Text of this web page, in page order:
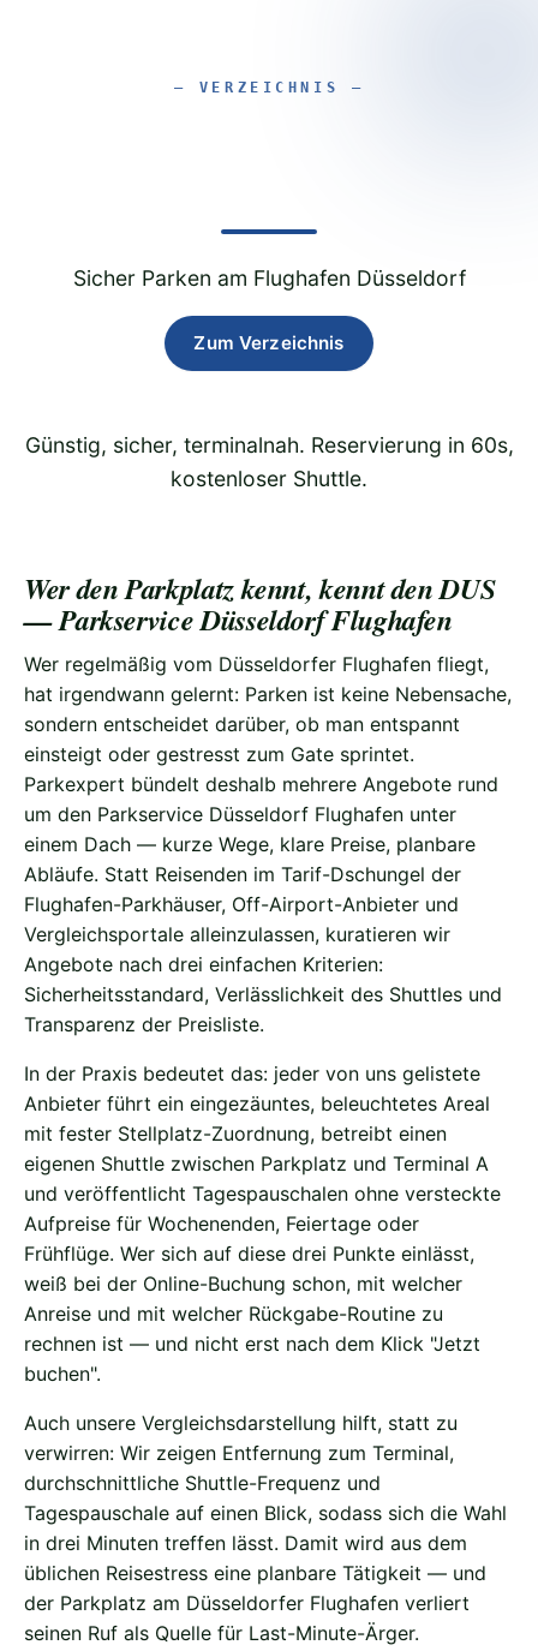
Sicher Parken am Flughafen Düsseldorf
Zum Verzeichnis
Günstig, sicher, terminalnah. Reservierung in 60s,
kostenloser Shuttle.
Wer den Parkplatz kennt, kennt den DUS
— Parkservice Düsseldorf Flughafen
Wer regelmäßig vom Düsseldorfer Flughafen fliegt,
hat irgendwann gelernt: Parken ist keine Nebensache,
sondern entscheidet darüber, ob man entspannt
einsteigt oder gestresst zum Gate sprintet.
Parkexpert bündelt deshalb mehrere Angebote rund
um den Parkservice Düsseldorf Flughafen unter
einem Dach — kurze Wege, klare Preise, planbare
Abläufe. Statt Reisenden im Tarif-Dschungel der
Flughafen-Parkhäuser, Off-Airport-Anbieter und
Vergleichsportale alleinzulassen, kuratieren wir
Angebote nach drei einfachen Kriterien:
Sicherheitsstandard, Verlässlichkeit des Shuttles und
Transparenz der Preisliste.
In der Praxis bedeutet das: jeder von uns gelistete
Anbieter führt ein eingezäuntes, beleuchtetes Areal
mit fester Stellplatz-Zuordnung, betreibt einen
eigenen Shuttle zwischen Parkplatz und Terminal A
und veröffentlicht Tagespauschalen ohne versteckte
Aufpreise für Wochenenden, Feiertage oder
Frühflüge. Wer sich auf diese drei Punkte einlässt,
weiß bei der Online-Buchung schon, mit welcher
Anreise und mit welcher Rückgabe-Routine zu
rechnen ist — und nicht erst nach dem Klick "Jetzt
buchen".
Auch unsere Vergleichsdarstellung hilft, statt zu
verwirren: Wir zeigen Entfernung zum Terminal,
durchschnittliche Shuttle-Frequenz und
Tagespauschale auf einen Blick, sodass sich die Wahl
in drei Minuten treffen lässt. Damit wird aus dem
üblichen Reisestress eine planbare Tätigkeit — und
der Parkplatz am Düsseldorfer Flughafen verliert
seinen Ruf als Quelle für Last-Minute-Ärger.